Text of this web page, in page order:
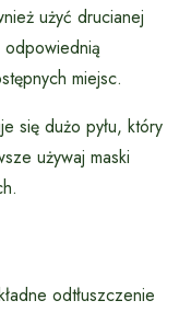
użyć drucianej
miejsc.
się dużo pyłu, który
używaj maski
odtłuszczenie